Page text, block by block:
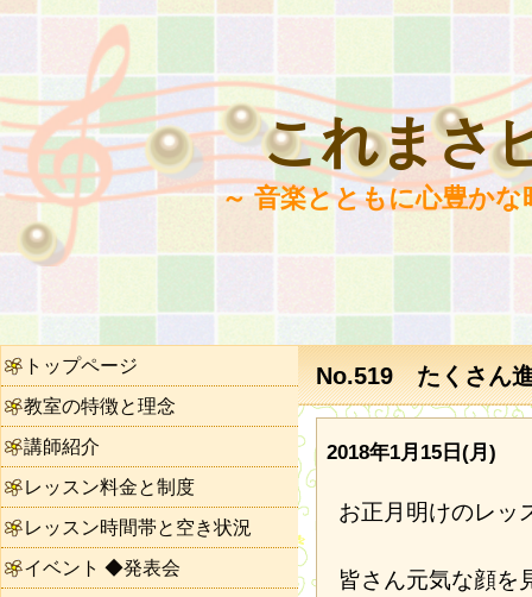
これまさ
～ 音楽とともに心豊か
No.519 たくさん
2018年1月15日(月)
お正月明けのレッ
皆さん元気な顔を
トップページ
教室の特徴と理念
講師紹介
レッスン料金と制度
レッスン時間帯と空き状況
イベント ◆発表会